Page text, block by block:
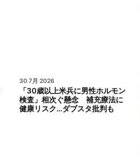
30 7月 2026
「30歳以上米兵に男性ホルモン
検査」相次ぐ懸念 補充療法に
健康リスク…ダブスタ批判も